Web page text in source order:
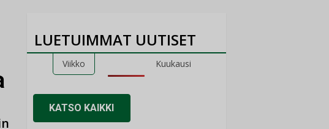
LUETUIMMAT UUTISET
Viikko Kuukausi
KATSO KAIKKI